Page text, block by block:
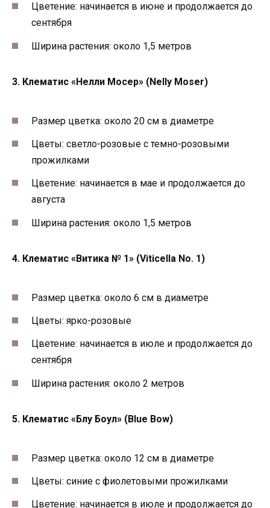
Цветение: начинается в июне и продолжается до
сентября
Ширина растения: около 1,5 метров
3. Клематис «Нелли Мосер» (Nelly Moser)
Размер цветка: около 20 см в диаметре
Цветы: светло-розовые с темно-розовыми
прожилками
Цветение: начинается в мае и продолжается до
августа
Ширина растения: около 1,5 метров
4. Клематис «Витика № 1» (Viticella No. 1)
Размер цветка: около 6 см в диаметре
Цветы: ярко-розовые
Цветение: начинается в июле и продолжается до
сентября
Ширина растения: около 2 метров
5. Клематис «Блу Боул» (Blue Bow)
Размер цветка: около 12 см в диаметре
Цветы: синие с фиолетовыми прожилками
Цветение: начинается в июле и продолжается до